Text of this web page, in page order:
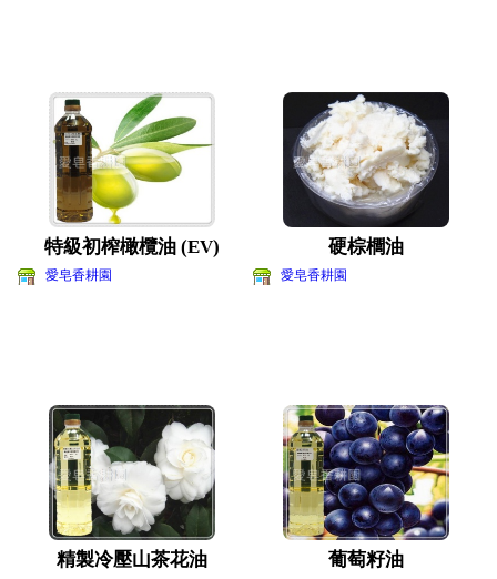
特級初榨橄欖油 (EV)
愛皂香耕園
硬棕櫚油
愛皂香耕園
精製冷壓山茶花油 葡萄籽油